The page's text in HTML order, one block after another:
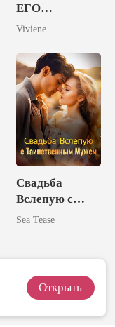
ЕГО
ПРОКЛЯТИЕ
Роман
Миллиардера)
Viviene
Свадьба
Вслепую с
Таинственным
Sea Tease
Открыть